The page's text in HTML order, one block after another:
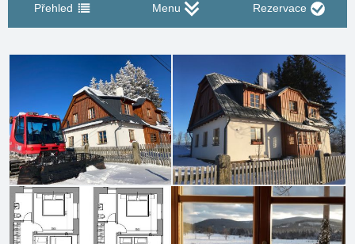
Přehled Menu Rezervace